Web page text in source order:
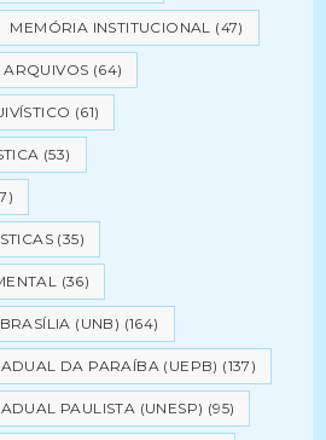
MEMÓRIA INSTITUCIONAL (47)
(64)
(61)
(53)
(35)
(36)
(UNB) (164)
DA PARAÍBA (UEPB) (137)
PAULISTA (UNESP) (95)